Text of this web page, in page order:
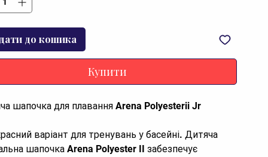
до кошика
Купити
шапочка для плавання Arena Polyesterii Jr
варіант для тренувань у басейні. Дитяча
шапочка Arena Polyester II забезпечує